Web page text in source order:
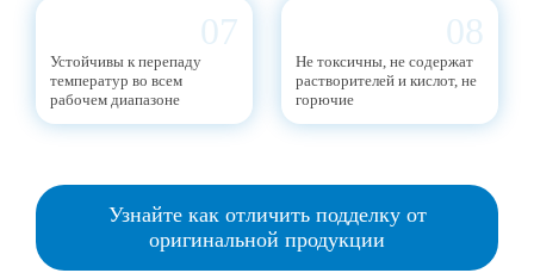
07
Устойчивы к перепаду
температур во всем
рабочем диапазоне
08
Не токсичны, не содержат
растворителей и кислот, не
горючие
Узнайте как отличить подделку от
оригинальной продукции